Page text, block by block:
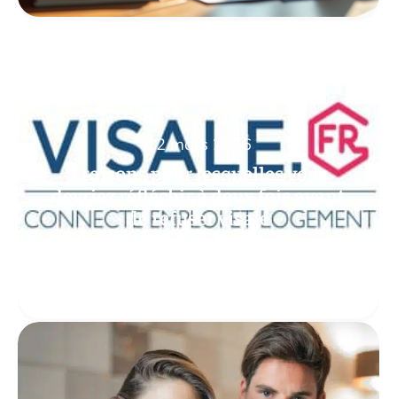
7 raisons pour lesquelles vous
devriez réfléchir à deux fois avant
de refuser visale
12 mars 2026